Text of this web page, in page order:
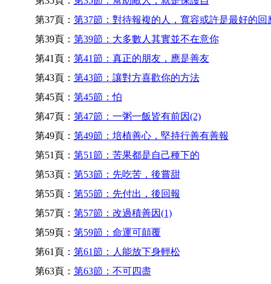
第37頁： 第37節：對待報複的人，寬容或許是最好的回
第39頁： 第39節：大多數人其實並不在意你
第41頁： 第41節：真正的朋友，應是善友
第43頁： 第43節：讓對方喜歡你的方法
第45頁： 第45節：怕
第47頁： 第47節：一粥一飯皆有前因(2)
第49頁： 第49節：培植善心，堅持行善有善報
第51頁： 第51節：苦果都是自己種下的
第53頁： 第53節：先吃苦，後嘗甜
第55頁： 第55節：先付出，後回報
第57頁： 第57節：改過積善因(1)
第59頁： 第59節：命運可顛覆
第61頁： 第61節：人能放下身輕松
第63頁： 第63節：不可四盡